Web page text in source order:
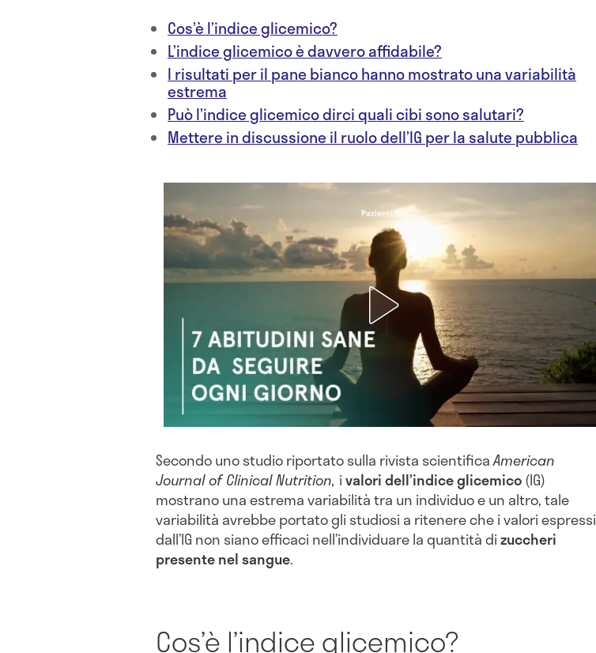
Cos’è l’indice glicemico?
L’indice glicemico è davvero affidabile?
I risultati per il pane bianco hanno mostrato una variabilità
estrema
Può l’indice glicemico dirci quali cibi sono salutari?
Mettere in discussione il ruolo dell’IG per la salute pubblica
Secondo uno studio riportato sulla rivista scientificaAmerican
Journal of Clinical Nutrition, ivalori dell’indice glicemico(IG)
mostrano una estrema variabilità tra un individuo e un altro, tale
variabilità avrebbe portato gli studiosi a ritenere che i valori espressi
dall’IG non siano efficaci nell’individuare la quantità dizuccheri
presente nel sangue.
Cos’è l’indice glicemico?